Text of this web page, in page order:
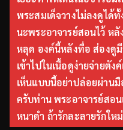
พระสมเด็จวางไม่ลงดูได้
นะพระอาจารย์สอนไว้ ห
หลุด องค์นี้หลังทื่อ ส่องดูมี
เข้าไปในเนื้อดูง่ายจ่ายตัง
เห็นแบบนี้อย่าปล่อยผ่าน
ครับท่าน พระอาจารย์สอ
หนาดำ ถ้ารักละลายรักให